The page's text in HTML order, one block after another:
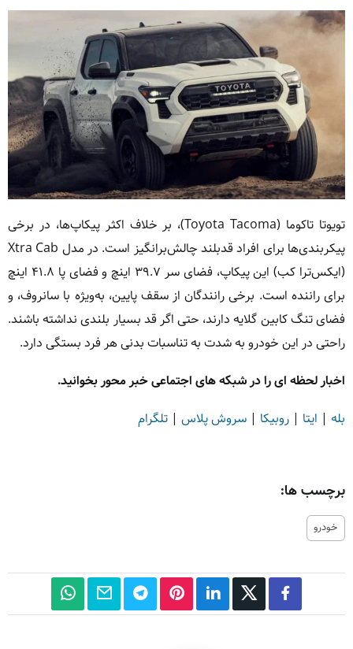
تویوتا تاکوما (Toyota Tacoma)، بر خلاف اکثر پیکاپ‌ها، در برخی
پیکربندی‌ها برای افراد قدبلند چالش‌برانگیز است. در مدل Xtra Cab
(ایکس‌ترا کب) این پیکاپ، فضای سر ۳۹.۷ اینچ و فضای پا ۴۱.۸ اینچ
برای راننده است. برخی رانندگان از سقف پایین، به‌ویژه با سانروف، و
فضای تنگ کابین گلایه دارند، حتی اگر قد بسیار بلندی نداشته باشند.
راحتی در این خودرو به شدت به تناسبات بدنی هر فرد بستگی دارد.
اخبار لحظه ای را در شبکه های اجتماعی خبر محور بخوانید.
بله | ایتا | روبیکا | سروش پلاس | تلگرام
برچسب ها:
خودرو